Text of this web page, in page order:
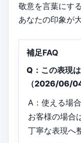
敬意を言葉にす
あなたの印象が
補足FAQ
Q：この表現
（2026/06/
A：使える場
お客様の場合
丁寧な表現へ